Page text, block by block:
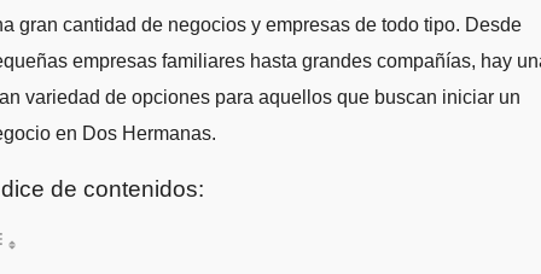
gran cantidad de negocios y empresas de todo tipo. Desde
empresas familiares hasta grandes compañías, hay
variedad de opciones para aquellos que buscan iniciar un
en Dos Hermanas.
de contenidos: